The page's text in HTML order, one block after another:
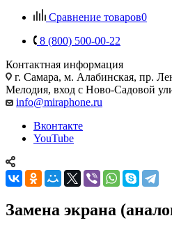
Сравнение товаров0
8 (800) 500-00-22
Контактная информация
г. Самара, м. Алабинская, пр.
Мелодия, вход с Ново-Садовой
info@miraphone.ru
Вконтакте
YouTube
Замена экрана